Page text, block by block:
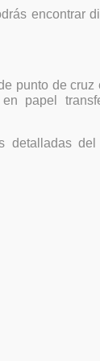
encontrar
punto de
papel
detalladas